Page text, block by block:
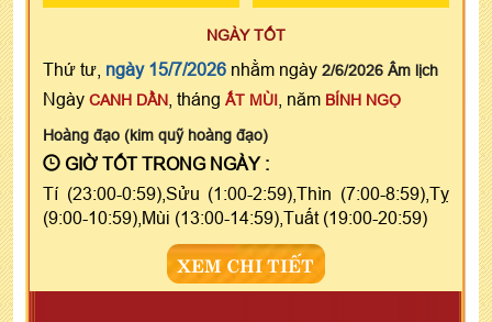
NGÀY TỐT
Thứ tư, ngày 15/7/2026 nhằm ngày 2/6/2026 Âm lịch
Ngày CANH DẦN , tháng ẤT MÙI , năm BÍNH NGỌ
Hoàng đạo (kim quỹ hoàng đạo)
GIỜ TỐT TRONG NGÀY :
Tí (23:00-0:59),Sửu (1:00-2:59),Thìn (7:00-8:59),Tỵ
(9:00-10:59),Mùi (13:00-14:59),Tuất (19:00-20:59)
XEM CHI TIẾT